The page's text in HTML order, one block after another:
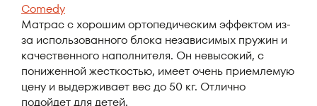
Comedy
Матрас с хорошим ортопедическим эффектом из-
за использованного блока независимых пружин и
качественного наполнителя. Он невысокий, с
пониженной жесткостью, имеет очень приемлемую
цену и выдерживает вес до 50 кг. Отлично
подойдет для детей.